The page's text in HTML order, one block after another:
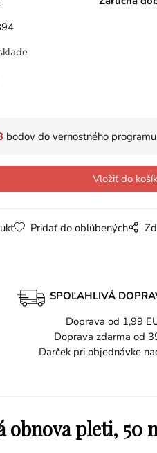
bodov do vernostného programu
Pridať do obľúbených
SPOĽAHLIVÁ
Doprava od 1,99
Doprava zdarma od
Darček pri objednávke
obnova pleti, 50